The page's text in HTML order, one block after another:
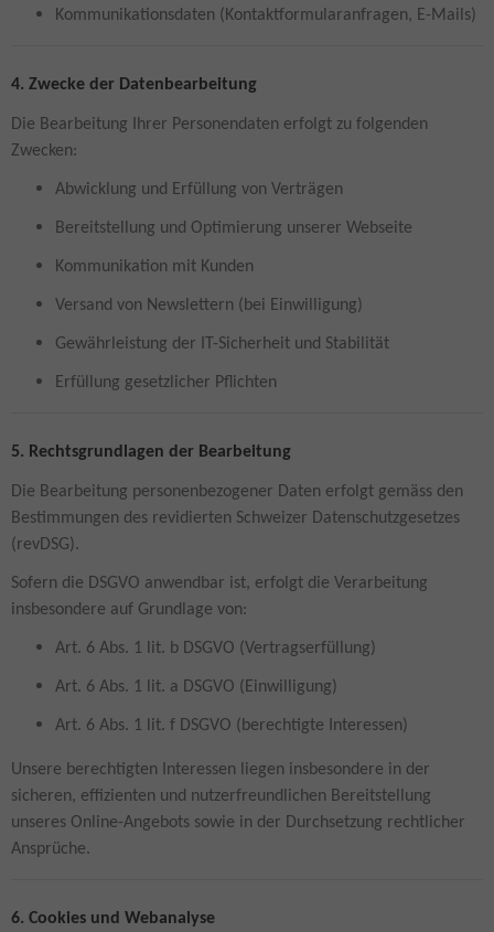
Kommunikationsdaten (Kontaktformularanfragen, E-Mails)
4. Zwecke der Datenbearbeitung
Die Bearbeitung Ihrer Personendaten erfolgt zu folgenden
Zwecken:
Abwicklung und Erfüllung von Verträgen
Bereitstellung und Optimierung unserer Webseite
Kommunikation mit Kunden
Versand von Newslettern (bei Einwilligung)
Gewährleistung der IT-Sicherheit und Stabilität
Erfüllung gesetzlicher Pflichten
5. Rechtsgrundlagen der Bearbeitung
Die Bearbeitung personenbezogener Daten erfolgt gemäss den
Bestimmungen des revidierten Schweizer Datenschutzgesetzes
(revDSG).
Sofern die DSGVO anwendbar ist, erfolgt die Verarbeitung
insbesondere auf Grundlage von:
Art. 6 Abs. 1 lit. b DSGVO (Vertragserfüllung)
Art. 6 Abs. 1 lit. a DSGVO (Einwilligung)
Art. 6 Abs. 1 lit. f DSGVO (berechtigte Interessen)
Unsere berechtigten Interessen liegen insbesondere in der
sicheren, effizienten und nutzerfreundlichen Bereitstellung
unseres Online-Angebots sowie in der Durchsetzung rechtlicher
Ansprüche.
6. Cookies und Webanalyse